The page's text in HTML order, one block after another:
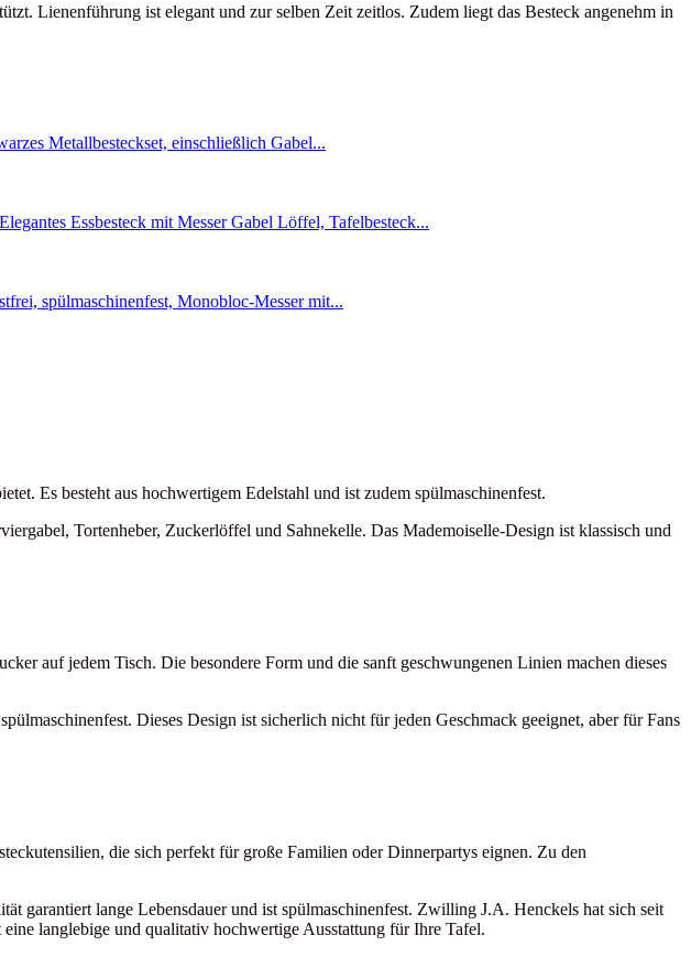
Lienenführung ist elegant und zur selben Zeit zeitlos. Zudem liegt das Besteck angenehm in
Es besteht aus hochwertigem Edelstahl und ist zudem spülmaschinenfest.
Tortenheber, Zuckerlöffel und Sahnekelle. Das Mademoiselle-Design ist klassisch und
auf jedem Tisch. Die besondere Form und die sanft geschwungenen Linien machen dieses
Dieses Design ist sicherlich nicht für jeden Geschmack geeignet, aber für Fans
die sich perfekt für große Familien oder Dinnerpartys eignen. Zu den
garantiert lange Lebensdauer und ist spülmaschinenfest. Zwilling J.A. Henckels hat sich seit
langlebige und qualitativ hochwertige Ausstattung für Ihre Tafel.